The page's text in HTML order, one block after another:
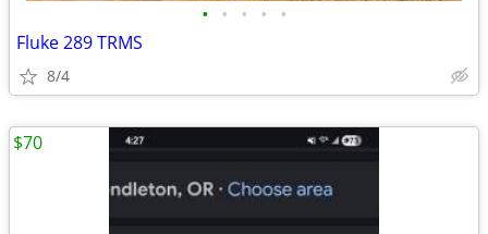
• • • • •
Fluke 289 TRMS
8/4
$70